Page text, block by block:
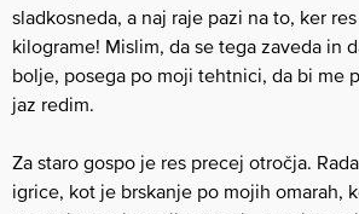
sladkosneda, a naj raje pazi na to, ker
kilograme! Mislim, da se tega zaveda in
bolje, posega po moji tehtnici, da bi me
jaz redim.
Za staro gospo je res precej otročja.
igrice, kot je brskanje po mojih omarah,